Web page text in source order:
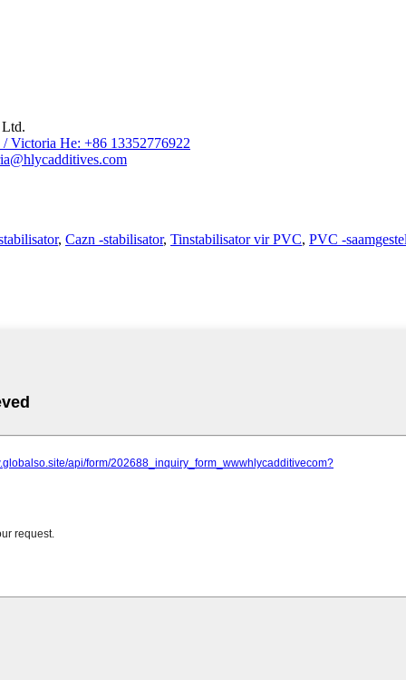
Victoria He: +86 13352776922
, Cazn -stabilisator, Tinstabilisator vir PVC, PVC -